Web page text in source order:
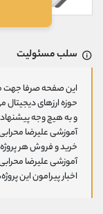
سلب مسئولیت
این صفحه صرفا جهت
حوزه ارزهای دیجیتال
و به هیچ وجه پیشنهاد
آموزشی علیرضا
خرید و فروش هر
آموزشی علیرضا
اخبار پیرامون این